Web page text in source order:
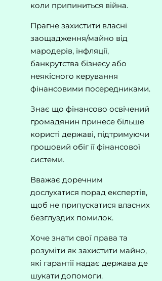
коли припиниться війна.
Прагне захистити власні
заощадження/майно від
мародерів, інфляції,
банкрутства бізнесу або
неякісного керування
фінансовими посередниками.
Знає що фінансово освічений
громадянин принесе більше
користі державі, підтримуючи
грошовий обіг її фінансової
системи.
Вважає доречним
дослухатися порад експертів,
щоб не припускатися власних
безглуздих помилок.
Хоче знати свої права та
розуміти як захистити майно,
які гарантії надає держава де
шукати допомоги.